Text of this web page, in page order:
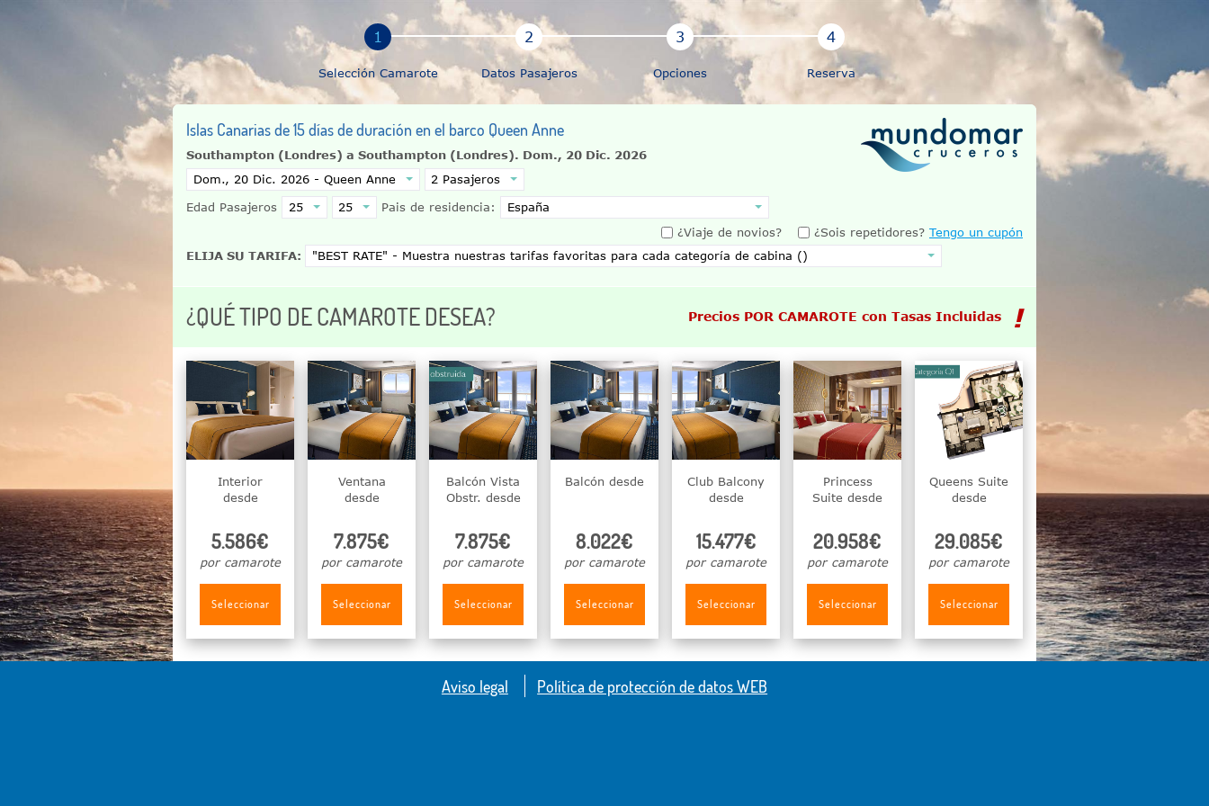
Selección Camarote Datos Pasajeros Opciones Reserva
Islas Canarias de 15 días de duración en el barco Queen Anne
Southampton (Londres) a Southampton (Londres). Dom., 20 Dic. 2026
Edad Pasajeros
Pais de residencia:
¿Viaje de novios?
¿Sois repetidores? Tengo un cupón
ELIJA SU TARIFA:
¿QUÉ TIPO DE CAMAROTE DESEA? Precios POR CAMAROTE con Tasas Incluidas
Interior
desde
5.586€
por camarote
Seleccionar
Ventana
desde
7.875€
por camarote
Seleccionar
Balcón Vista
Obstr. desde
7.875€
por camarote
Seleccionar
Balcón desde
8.022€
por camarote
Seleccionar
Club Balcony
desde
15.477€
por camarote
Seleccionar
Princess
Suite desde
20.958€
por camarote
Seleccionar
Queens Suite
desde
29.085€
por camarote
Seleccionar
Aviso legal Política de protección de datos WEB